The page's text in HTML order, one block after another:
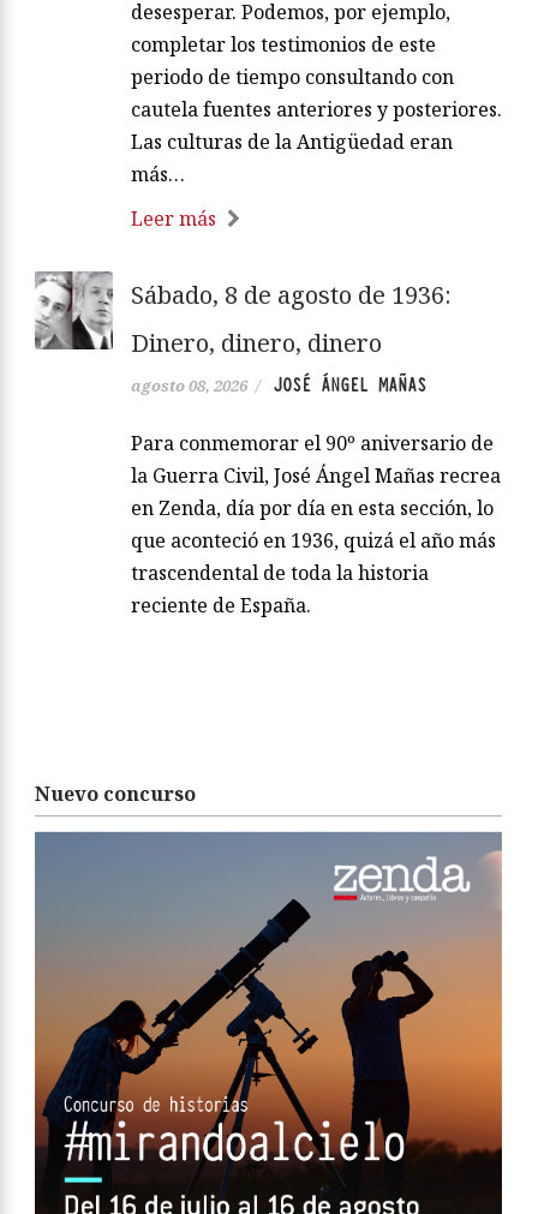
desesperar. Podemos, por ejemplo,
completar los testimonios de este
periodo de tiempo consultando con
cautela fuentes anteriores y posteriores.
Las culturas de la Antigüedad eran
más…
Leer más
Sábado, 8 de agosto de 1936:
Dinero, dinero, dinero
agosto 08, 2026 / JOSÉ ÁNGEL MAÑAS
Para conmemorar el 90º aniversario de
la Guerra Civil, José Ángel Mañas recrea
en Zenda, día por día en esta sección, lo
que aconteció en 1936, quizá el año más
trascendental de toda la historia
reciente de España.
Nuevo concurso